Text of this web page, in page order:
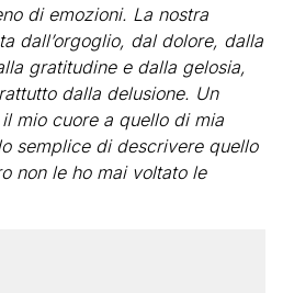
di emozioni. La nostra
dall’orgoglio, dal dolore, dalla
gratitudine e dalla gelosia,
dalla delusione. Un
mio cuore a quello di mia
semplice di descrivere quello
non le ho mai voltato le